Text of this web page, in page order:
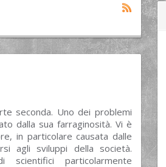
seconda. Uno dei problemi
dalla sua farraginosità. Vi è
in particolare causata dalle
agli sviluppi della società.
particolarmente